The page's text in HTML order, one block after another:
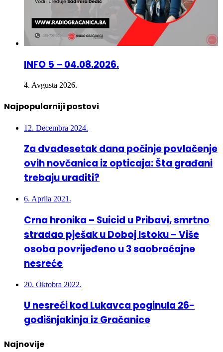
INFO 5 – 04.08.2026.
4. Avgusta 2026.
Najpopularniji postovi
12. Decembra 2024.
Za dvadesetak dana počinje povlačenje
ovih novčanica iz opticaja: Šta građani
trebaju uraditi?
6. Aprila 2021.
Crna hronika – Suicid u Pribavi, smrtno
stradao pješak u Doboj Istoku – Više
osoba povrijeđeno u 3 saobraćajne
nesreće
20. Oktobra 2022.
U nesreći kod Lukavca poginula 26-
godišnjakinja iz Gračanice
Najnovije